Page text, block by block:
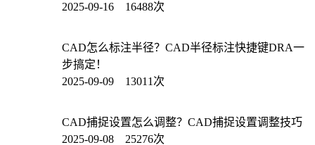
2025-09-16 16488次
CAD怎么标注半径？CAD半径标注快捷键DRA一
步搞定！
2025-09-09 13011次
CAD捕捉设置怎么调整？CAD捕捉设置调整技巧
2025-09-08 25276次